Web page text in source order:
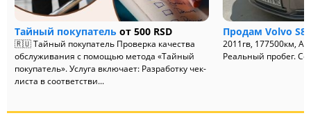
Тайный покупатель от 500 RSD
🇷🇺 Тайный покупатель Проверка качества
обслуживания с помощью метода «Тайный
покупатель». Услуга включает: Разработку чек-
листа в соответстви...
Продам Volvo
2011гв, 177500км,
Реальный пробег.